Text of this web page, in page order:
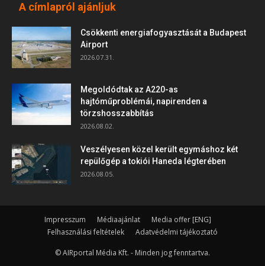
A címlapról ajánljuk
Csökkenti energiafogyasztását a Budapest
Airport
2026.07.31.
Megoldódtak az A220-as
hajtóműproblémái, napirenden a
törzshosszabbítás
2026.08.02.
Veszélyesen közel került egymáshoz két
repülőgép a tokiói Haneda légterében
2026.08.05.
Impresszum Médiaajánlat
Media offer [ENG]
Felhasználási feltételek
Adatvédelmi tájékoztató
© AIRportal Média Kft. - Minden jog fenntartva.